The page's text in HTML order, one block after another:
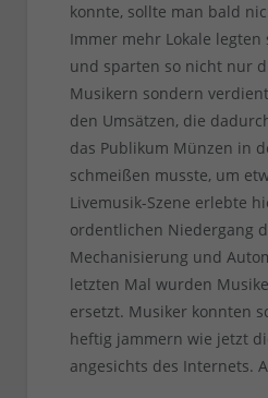
konnte, sollte man bald
Immer mehr Lokale legten
und sparten so nicht nur
Musikern sondern
den Umsätzen, die
das Publikum Münzen in
schmeißen musste, um
Livemusik-Szene erlebte
ordentlichen Niedergang
Mechanisierung und
letzten Mal wurden
ersetzt. Musiker konnten
heftig jammern wie jetzt
angesichts des Internets.